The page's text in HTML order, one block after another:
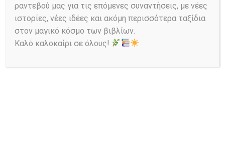
ραντεβού μας για τις επόμενες συναντήσεις, με νέες
ιστορίες, νέες ιδέες και ακόμη περισσότερα ταξίδια
στον μαγικό κόσμο των βιβλίων.
Καλό καλοκαίρι σε όλους!